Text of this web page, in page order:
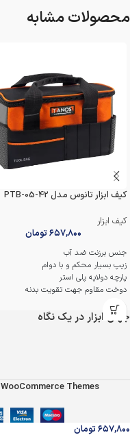
محصولات مشابه
کیف ابزار تانوس مدل PTB-05-42
کیف ابزار
۶۵۷,۸۰۰تومان
جنس برزنت ضد آب
زیپ بسیار محکم و با دوام
پارچه دولایه پلی استر
دوخت مقاوم جهت تقویت بدنه
دارای فضای داخلی مناسب برای قراردادن
ابزارآلات گوناگون
ابعاد 42×20×20
جهان ابزار در یک نگاه
WooCommerce Themes
۶۵۷,۸۰۰تومان